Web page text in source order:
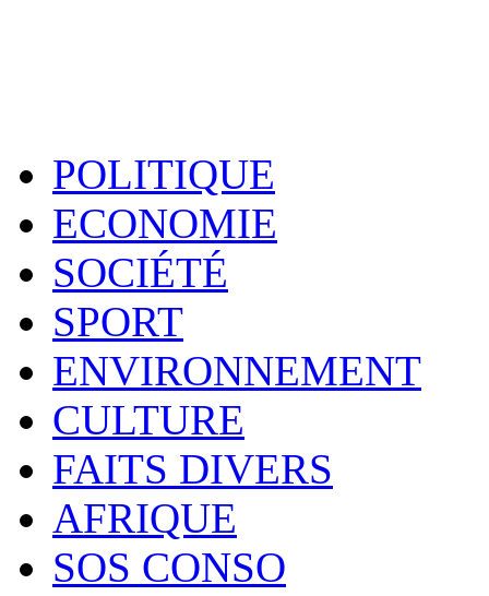
POLITIQUE
ECONOMIE
SOCIÉTÉ
SPORT
ENVIRONNEMENT
CULTURE
FAITS DIVERS
AFRIQUE
SOS CONSO